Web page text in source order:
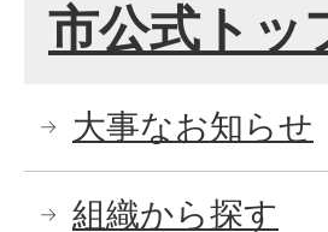
市公式トッ
大事なお知らせ
組織から探す